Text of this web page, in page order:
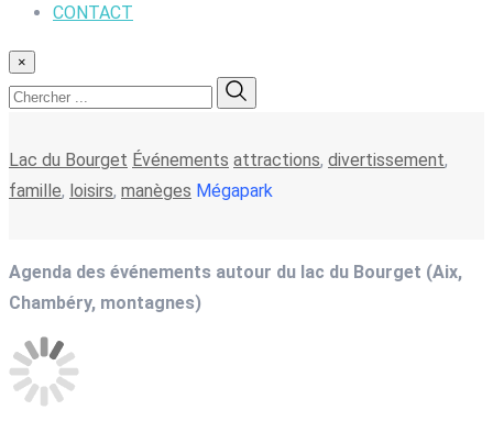
CONTACT
×
Lac du Bourget Événements attractions, divertissement,
famille, loisirs, manèges Mégapark
Agenda des événements autour du lac du Bourget (Aix,
Chambéry, montagnes)